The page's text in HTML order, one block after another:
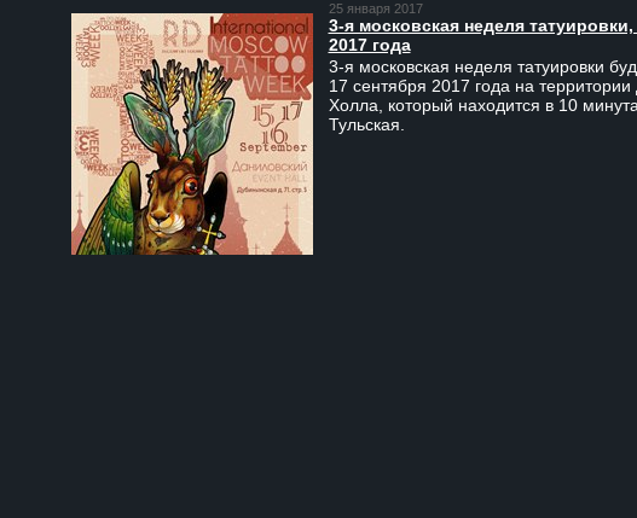
25 января 2017
3-я московская неделя
2017 года
3-я московская неделя татуировки
17 сентября 2017 года на территории
Холла, который находится в 10
Тульская.